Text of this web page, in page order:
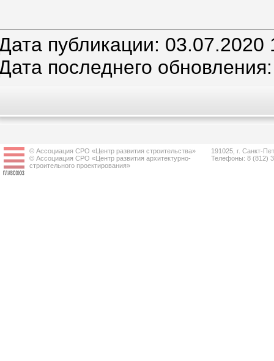
публикации: 03.07.2020
последнего
© Ассоциация СРО «Центр развития строительства»
© Ассоциация СРО «Центр развития архитектурно-
строительного проектирования»
191025, г. Санкт-
Телефоны: 8 (812)